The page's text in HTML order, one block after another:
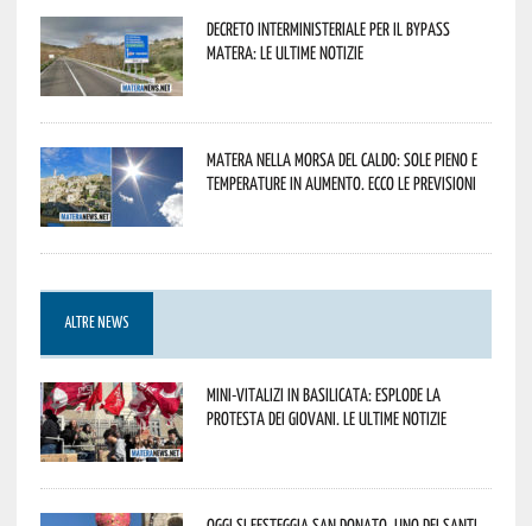
Decreto interministeriale per il Bypass
Matera: le ultime notizie
Matera nella morsa del caldo: sole pieno e
temperature in aumento. Ecco le previsioni
ALTRE NEWS
Mini-vitalizi in Basilicata: esplode la
protesta dei giovani. Le ultime notizie